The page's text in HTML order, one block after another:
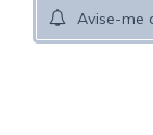
Avise-me